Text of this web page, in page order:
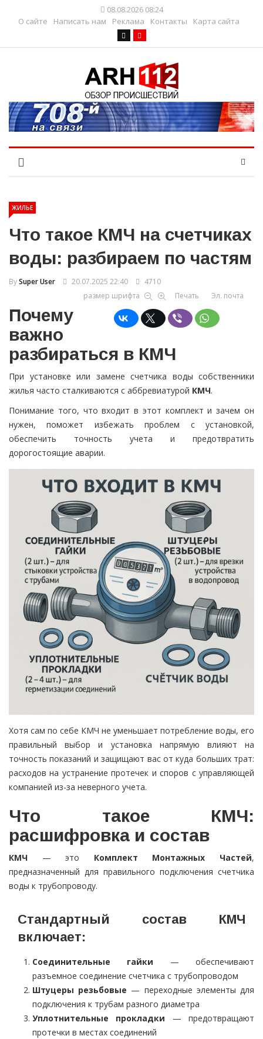
08.08.2026 08:24
О сайте
Написать нам Реклама Контакты Карта сайта
ЖИЛЬЕ
Что такое КМЧ на счетчиках
воды: разбираем по частям
BySuper User 20.07.2025 22:40
4710
размер шрифта
Печать Эл. почта
Почему
важно
разбираться в КМЧ
При установке или замене счетчика воды собственники
жилья часто сталкиваются с аббревиатурой КМЧ.
Понимание того, что входит в этот комплект и зачем он
нужен, поможет избежать проблем с установкой,
обеспечить точность учета и предотвратить
дорогостоящие аварии.
Хотя сам по себе КМЧ не уменьшает потребление воды, его
правильный выбор и установка напрямую влияют на
точность показаний и защищают вас от куда больших трат:
расходов на устранение протечек и споров с управляющей
компанией из-за неверного учета.
Что такое КМЧ:
расшифровка и состав
КМЧ — это Комплект Монтажных Частей,
предназначенный для правильного подключения счетчика
воды к трубопроводу.
Стандартный состав КМЧ
включает:
Соединительные гайки — обеспечивают
разъемное соединение счетчика с трубопроводом
Штуцеры резьбовые — переходные элементы для
подключения к трубам разного диаметра
Уплотнительные прокладки — предотвращают
протечки в местах соединений